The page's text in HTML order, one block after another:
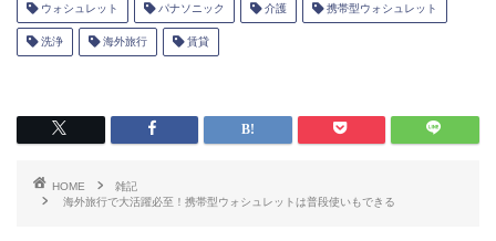
ウォシュレット パナソニック 介護 携帯型ウォシュレット
洗浄 海外旅行 賃貸
HOME
雑記
海外旅行で大活躍必至！携帯型ウォシュレットは普段使いもできる